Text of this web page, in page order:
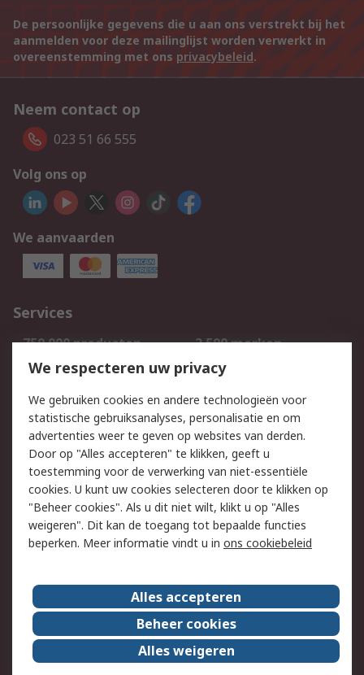
De persoonlijke gegevens die u aan ons verstrekt bij het
aanmelden voor deze mailinglijst worden verwerkt in
overeenstemming met ons privacybeleid.
Neem contact op
023 51 66 555
Volg ons op
We aanvaarden
Services
750.000 producten
2.500 merken
Bestellen
Inkoopoplossingen
Track & Trace
Wettelijk
Cookiebeleid
Email veiligheid
Privacybeleid
Websitevoorwaarden
Algemene
verkoopvoorwaarden
Over RS
RS Group
Over ons
RS wereldwijd
Werken bij RS
ESG
We respecteren uw privacy
We gebruiken cookies en andere technologieën voor
statistische gebruiksanalyses, personalisatie en om
advertenties weer te geven op websites van derden.
Door op "Alles accepteren" te klikken, geeft u
toestemming voor de verwerking van niet-essentiële
cookies. U kunt uw cookies selecteren door te klikken op
"Beheer cookies". Als u dit niet wilt, klikt u op "Alles
weigeren". Dit kan de toegang tot bepaalde functies
beperken. Meer informatie vindt u in ons cookiebeleid
Alles accepteren
Beheer cookies
Alles weigeren